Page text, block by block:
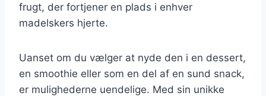
frugt, der fortjener en plads i enhver
madelskers hjerte.
Uanset om du vælger at nyde den i en dessert,
en smoothie eller som en del af en sund snack,
er mulighederne uendelige. Med sin unikke